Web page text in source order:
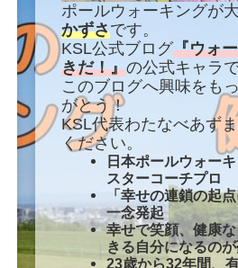
ポールウォーキングが大
かずさです。
KSL公式ブログ『ウォ
きだ！』の公式キャラで
このブログへ興味をも
がとう！
KSL代表わたなべあず
ください。
日本ポールウォー
スターコーチプロ
「幸せの連鎖の起
一念発起
幸せで笑顔、 健康
きる自分になるの
23歳から32年間、